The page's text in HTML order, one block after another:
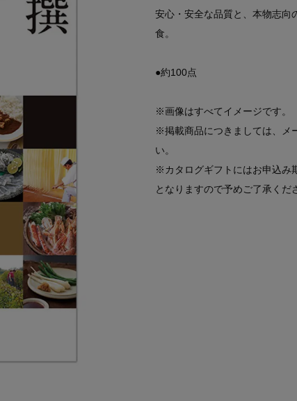
安心・安全な品質と、本物志向
食。
●約100点
※画像はすべてイメージです。
※掲載商品につきましては、メ
い。
※カタログギフトにはお申込み
となりますので予めご了承くだ